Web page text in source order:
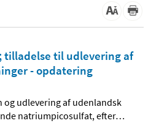
tilladelse til udlevering af
- opdatering
udlevering af udenlandsk
natriumpicosulfat, efter…